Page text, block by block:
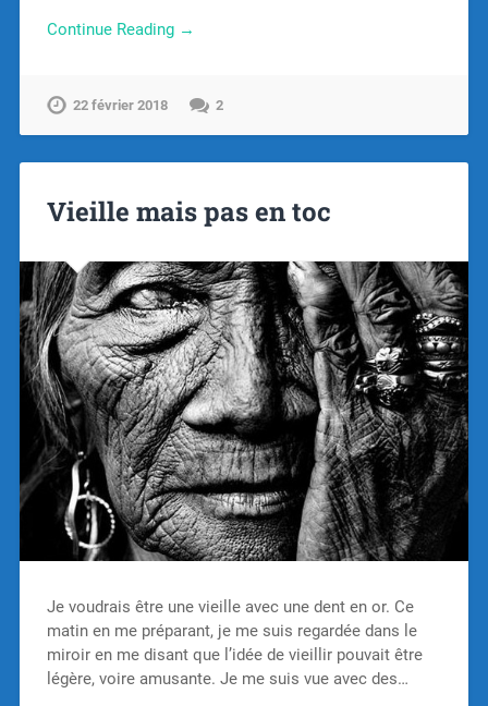
Continue Reading →
22 février 2018 2
Vieille mais pas en toc
Je voudrais être une vieille avec une dent en or. Ce
matin en me préparant, je me suis regardée dans le
miroir en me disant que l’idée de vieillir pouvait être
légère, voire amusante. Je me suis vue avec des…